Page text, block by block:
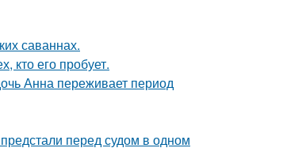
саваннах.
кто его пробует.
Анна переживает период
перед судом в одном